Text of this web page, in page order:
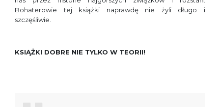
Bohaterowie tej książki naprawdę nie żyli długo i
szczęśliwie.
KSIĄŻKI DOBRE NIE TYLKO W TEORII!